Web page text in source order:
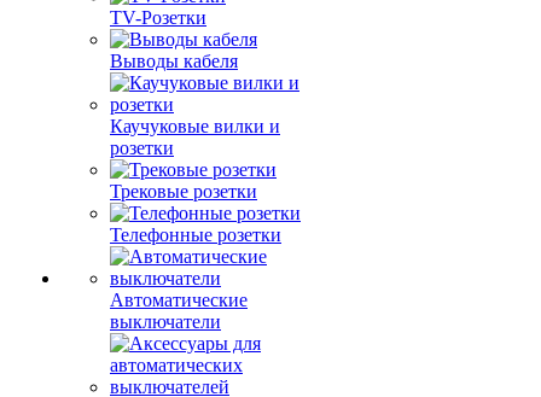
TV-Розетки
Выводы кабеля
Каучуковые вилки и
розетки
Трековые розетки
Телефонные розетки
Автоматические
выключатели